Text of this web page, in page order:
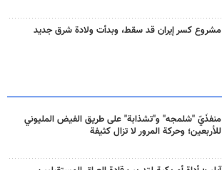
مشروع كسر إيران قد سقط، وبدأت ولادة شرق جديد
منفذَيّ "شلمجه" و"تشذابة" على طريق الفيض المليوني
للأربعين؛ وحركة المرور لا تزال كثيفة